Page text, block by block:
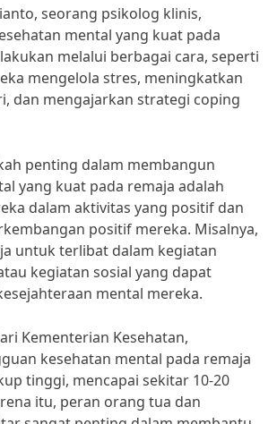
seorang psikolog klinis,
mental yang kuat pada
melalui berbagai cara, seperti
mengelola stres, meningkatkan
dan mengajarkan strategi coping
penting dalam membangun
yang kuat pada remaja adalah
dalam aktivitas yang positif dan
positif mereka. Misalnya,
untuk terlibat dalam kegiatan
kegiatan sosial yang dapat
mental mereka.
Kementerian Kesehatan,
kesehatan mental pada remaja
tinggi, mencapai sekitar 10-20
itu, peran orang tua dan